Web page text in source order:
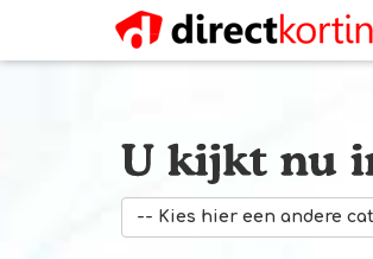
-- Kies hier een andere